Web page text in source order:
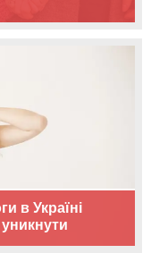
в Україні
уникнути